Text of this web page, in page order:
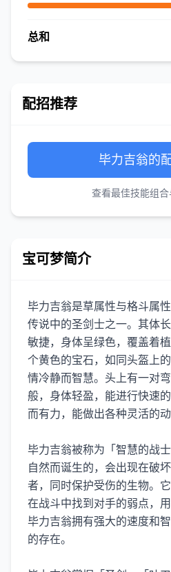
总和
配招推荐
毕力吉翁的
查看最佳技能组
宝可梦简介
毕力吉翁是草属性与格斗属
传说中的圣剑士之一。其体
敏捷，身体呈绿色，覆盖着
个黄色的宝石，如同头盔上
情冷静而智慧。头上有一对
般，身体轻盈，能进行快速
而有力，能做出各种灵活的动
毕力吉翁被称为「智慧的战
自然而诞生的，会出现在破
者，同时保护受伤的生物。
在战斗中找到对手的弱点，
毕力吉翁拥有强大的速度和
的存在。